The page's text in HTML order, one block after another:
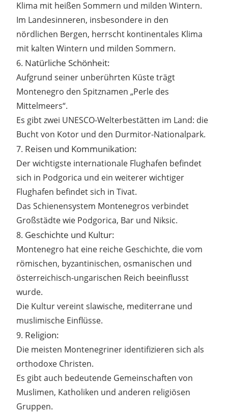
Klima mit heißen Sommern und milden Wintern.
Im Landesinneren, insbesondere in den
nördlichen Bergen, herrscht kontinentales Klima
mit kalten Wintern und milden Sommern.
6. Natürliche Schönheit:
Aufgrund seiner unberührten Küste trägt
Montenegro den Spitznamen „Perle des
Mittelmeers“.
Es gibt zwei UNESCO-Welterbestätten im Land: die
Bucht von Kotor und den Durmitor-Nationalpark.
7. Reisen und Kommunikation:
Der wichtigste internationale Flughafen befindet
sich in Podgorica und ein weiterer wichtiger
Flughafen befindet sich in Tivat.
Das Schienensystem Montenegros verbindet
Großstädte wie Podgorica, Bar und Niksic.
8. Geschichte und Kultur:
Montenegro hat eine reiche Geschichte, die vom
römischen, byzantinischen, osmanischen und
österreichisch-ungarischen Reich beeinflusst
wurde.
Die Kultur vereint slawische, mediterrane und
muslimische Einflüsse.
9. Religion:
Die meisten Montenegriner identifizieren sich als
orthodoxe Christen.
Es gibt auch bedeutende Gemeinschaften von
Muslimen, Katholiken und anderen religiösen
Gruppen.